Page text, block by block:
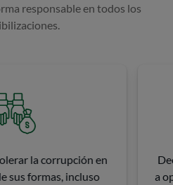
responsable en todos los
la corrupción en
sus formas, incluso
a